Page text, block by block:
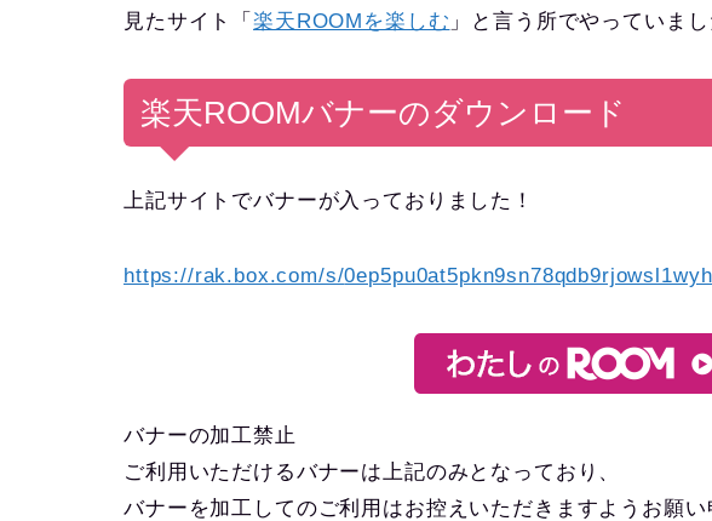
見たサイト「楽天ROOMを楽しむ 」と言う所でやっていま
楽天ROOMバナーのダウンロード
上記サイトでバナーが入っておりました！
https://rak.box.com/s/0ep5pu0at5pkn9sn78qdb9rjowsl1wyh
バナーの加工禁止
ご利用いただけるバナーは上記のみとなっており、
バナーを加工してのご利用はお控えいただきますようお願い